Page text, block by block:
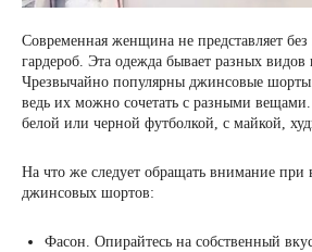
Современная женщина не представляет
гардероб. Эта одежда бывает разных видов
Чрезвычайно популярны джинсовые
ведь их можно сочетать с разными
белой или черной футболкой, с майкой,
На что же следует обращать внимание при
джинсовых шортов:
Фасон. Опирайтесь на собственный